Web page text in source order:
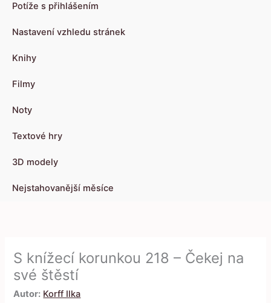
Potíže s přihlášením
Nastavení vzhledu stránek
Knihy
Filmy
Noty
Textové hry
3D modely
Nejstahovanější měsíce
S knížecí korunkou 218 – Čekej na
své štěstí
Autor: Korff Ilka